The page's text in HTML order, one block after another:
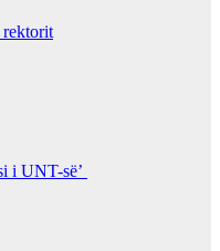
rektorit
i UNT-së’